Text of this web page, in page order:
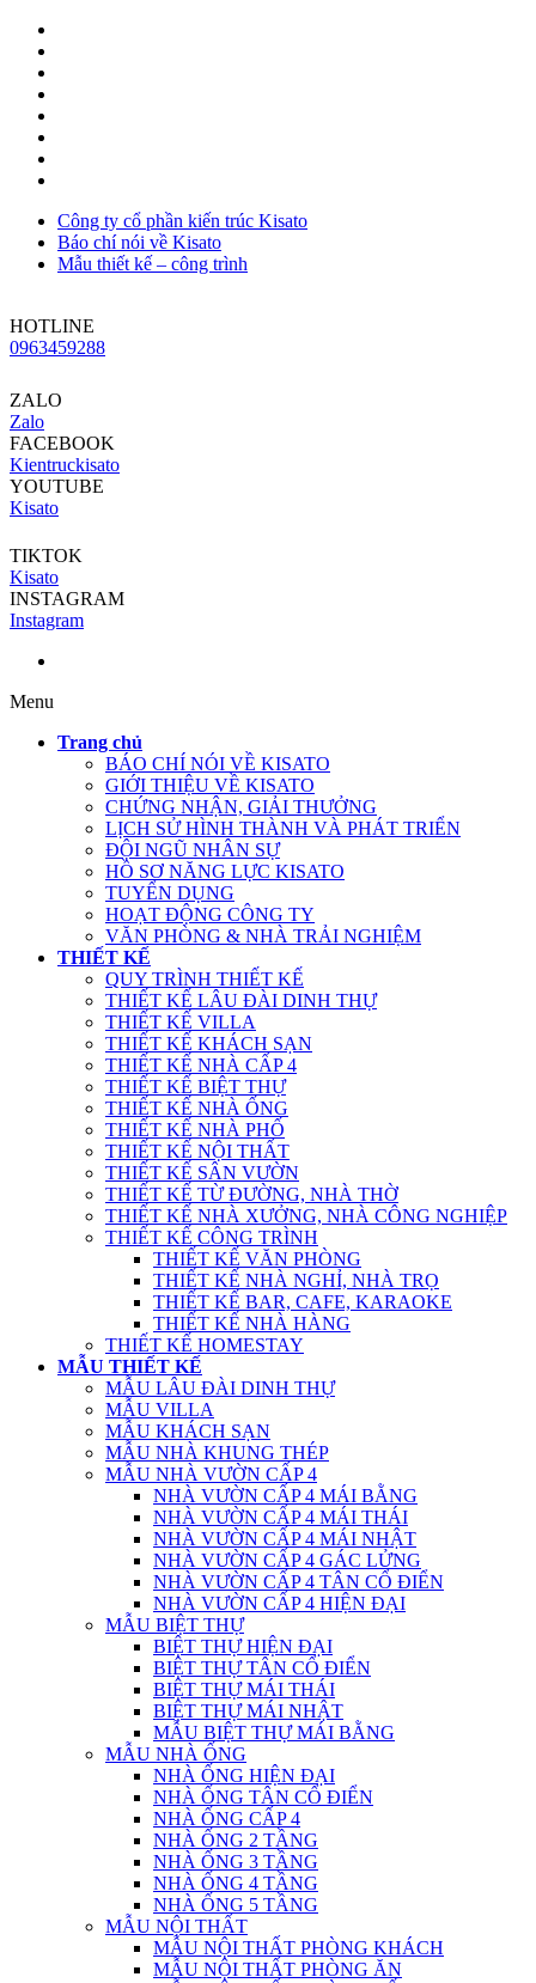
Công ty cổ phần kiến trúc Kisato
Báo chí nói về Kisato
Mẫu thiết kế – công trình
HOTLINE
0963459288
ZALO
Zalo
FACEBOOK
Kientruckisato
YOUTUBE
Kisato
TIKTOK
Kisato
INSTAGRAM
Instagram
Menu
Trang chủ
BÁO CHÍ NÓI VỀ KISATO
GIỚI THIỆU VỀ KISATO
CHỨNG NHẬN, GIẢI THƯỞNG
LỊCH SỬ HÌNH THÀNH VÀ PHÁT TRIỂN
ĐỘI NGŨ NHÂN SỰ
HỒ SƠ NĂNG LỰC KISATO
TUYỂN DỤNG
HOẠT ĐỘNG CÔNG TY
VĂN PHÒNG & NHÀ TRẢI NGHIỆM
THIẾT KẾ
QUY TRÌNH THIẾT KẾ
THIẾT KẾ LÂU ĐÀI DINH THỰ
THIẾT KẾ VILLA
THIẾT KẾ KHÁCH SẠN
THIẾT KẾ NHÀ CẤP 4
THIẾT KẾ BIỆT THỰ
THIẾT KẾ NHÀ ỐNG
THIẾT KẾ NHÀ PHỐ
THIẾT KẾ NỘI THẤT
THIẾT KẾ SÂN VƯỜN
THIẾT KẾ TỪ ĐƯỜNG, NHÀ THỜ
THIẾT KẾ NHÀ XƯỞNG, NHÀ CÔNG NGHIỆP
THIẾT KẾ CÔNG TRÌNH
THIẾT KẾ VĂN PHÒNG
THIẾT KẾ NHÀ NGHỈ, NHÀ TRỌ
THIẾT KẾ BAR, CAFE, KARAOKE
THIẾT KẾ NHÀ HÀNG
THIẾT KẾ HOMESTAY
MẪU THIẾT KẾ
MẪU LÂU ĐÀI DINH THỰ
MẪU VILLA
MẪU KHÁCH SẠN
MẪU NHÀ KHUNG THÉP
MẪU NHÀ VƯỜN CẤP 4
NHÀ VƯỜN CẤP 4 MÁI BẰNG
NHÀ VƯỜN CẤP 4 MÁI THÁI
NHÀ VƯỜN CẤP 4 MÁI NHẬT
NHÀ VƯỜN CẤP 4 GÁC LỬNG
NHÀ VƯỜN CẤP 4 TÂN CỔ ĐIỂN
NHÀ VƯỜN CẤP 4 HIỆN ĐẠI
MẪU BIỆT THỰ
BIỆT THỰ HIỆN ĐẠI
BIỆT THỰ TÂN CỔ ĐIỂN
BIỆT THỰ MÁI THÁI
BIỆT THỰ MÁI NHẬT
MẪU BIỆT THỰ MÁI BẰNG
MẪU NHÀ ỐNG
NHÀ ỐNG HIỆN ĐẠI
NHÀ ỐNG TÂN CỔ ĐIỂN
NHÀ ỐNG CẤP 4
NHÀ ỐNG 2 TẦNG
NHÀ ỐNG 3 TẦNG
NHÀ ỐNG 4 TẦNG
NHÀ ỐNG 5 TẦNG
MẪU NỘI THẤT
MẪU NỘI THẤT PHÒNG KHÁCH
MẪU NỘI THẤT PHÒNG ĂN